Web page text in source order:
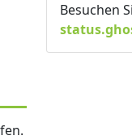
Besuchen